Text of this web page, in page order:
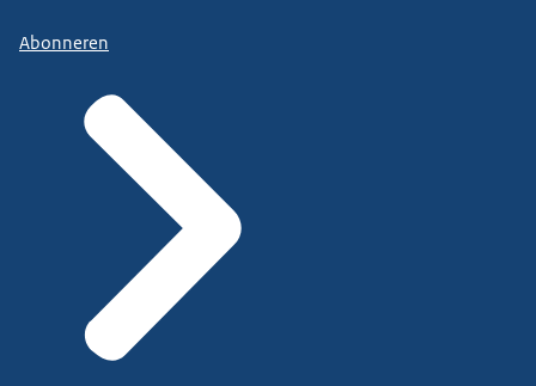
Abonneren